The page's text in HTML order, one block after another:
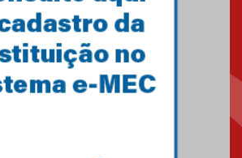
Semana Internacional
Mackenzie promove parcerias
internacionais
03.08.2026